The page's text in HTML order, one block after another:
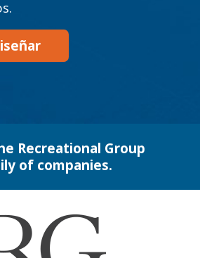
Recreational Group
of companies.